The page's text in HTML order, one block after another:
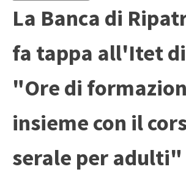
La Banca di
fa tappa all'Itet
"Ore di
insieme con il
serale per adulti"